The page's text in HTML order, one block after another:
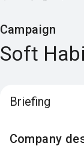
Campaign
Soft
Briefing
Company